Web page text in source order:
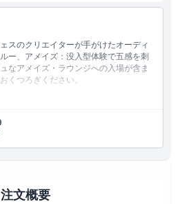
スのクリエイターが手がけたオーディ
ー、アメイズ：没入型体験で五感を刺
なアメイズ・ラウンジへの入場が含ま
くつろぎください。
マに沿った事前ヒアリング
クセス
注文概要